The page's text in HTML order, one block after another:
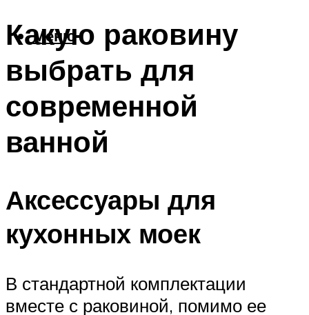
Меню
Какую раковину
выбрать для
современной
ванной
Аксессуары для
кухонных моек
В стандартной комплектации
вместе с раковиной, помимо ее